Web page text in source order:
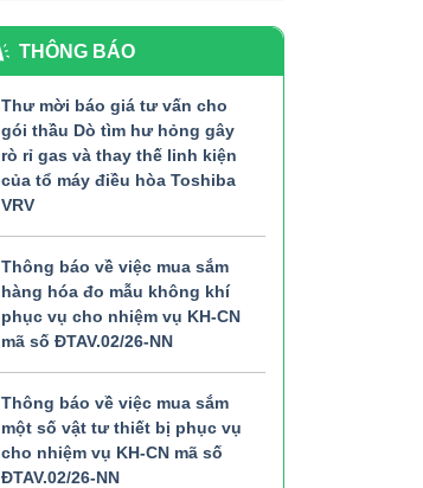
THÔNG BÁO
Thư mời báo giá tư vấn cho
gói thầu Dò tìm hư hỏng gây
rò rỉ gas và thay thế linh kiện
của tổ máy điều hòa Toshiba
VRV
Thông báo về việc mua sắm
hàng hóa đo mẫu không khí
phục vụ cho nhiệm vụ KH-CN
mã số ĐTAV.02/26-NN
Thông báo về việc mua sắm
một số vật tư thiết bị phục vụ
cho nhiệm vụ KH-CN mã số
ĐTAV.02/26-NN